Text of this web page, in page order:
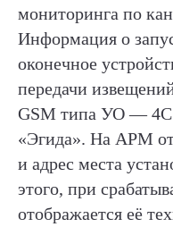
мониторинга по
Информация о
оконечное
передачи
GSM типа УО —
«Эгида». На АРМ
и адрес места
этого, при
отображается её